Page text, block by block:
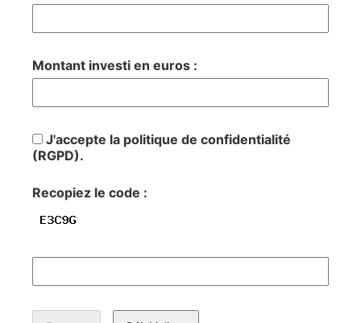
Montant investi en euros :
J'accepte la politique de confidentialité
(RGPD).
Recopiez le code :